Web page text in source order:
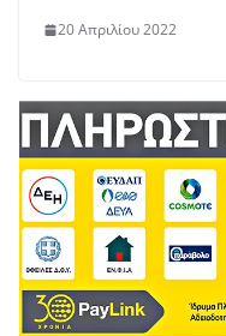
20 Απριλίου 2022